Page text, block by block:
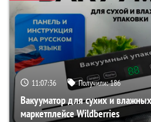
11:07:35 Получили:186
Вакууматор для сухих и
маркетплейсе Wildberries